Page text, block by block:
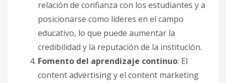
relación de confianza con los estudiantes y a
posicionarse como líderes en el campo
educativo, lo que puede aumentar la
credibilidad y la reputación de la institución.
Fomento del aprendizaje continuo: El
content advertising y el content marketing